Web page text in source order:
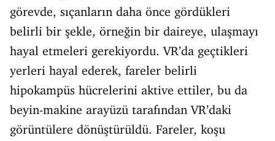
görevde, sıçanların daha önce gördükleri
belirli bir şekle, örneğin bir daireye, ulaşmayı
hayal etmeleri gerekiyordu. VR’da geçtikleri
yerleri hayal ederek, fareler belirli
hipokampüs hücrelerini aktive ettiler, bu da
beyin-makine arayüzü tarafından VR’daki
görüntülere dönüştürüldü. Fareler, koşu